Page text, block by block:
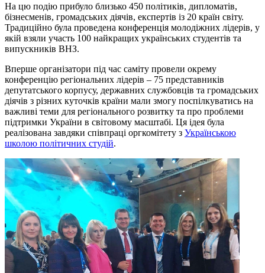
На цю подію прибуло близько 450 політиків, дипломатів,
бізнесменів, громадських діячів, експертів із 20 країн світу.
Традиційно була проведена конференція молодіжних лідерів, у
якій взяли участь 100 найкращих українських студентів та
випускників ВНЗ.
Вперше організатори під час саміту провели окрему
конференцію регіональних лідерів – 75 представників
депутатського корпусу, державних службовців та громадських
діячів з різних куточків країни мали змогу поспілкуватись на
важливі теми для регіонального розвитку та про проблеми
підтримки України в світовому масштабі. Ця ідея була
реалізована завдяки співпраці оргкомітету з Українською
школою політичних студій.